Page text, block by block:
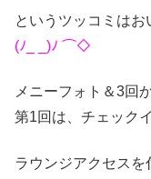
というツッコミはお
(ﾉ_ _)ﾉ ⌒◇
メニーフォト＆3回
第1回は、チェック
ラウンジアクセスを